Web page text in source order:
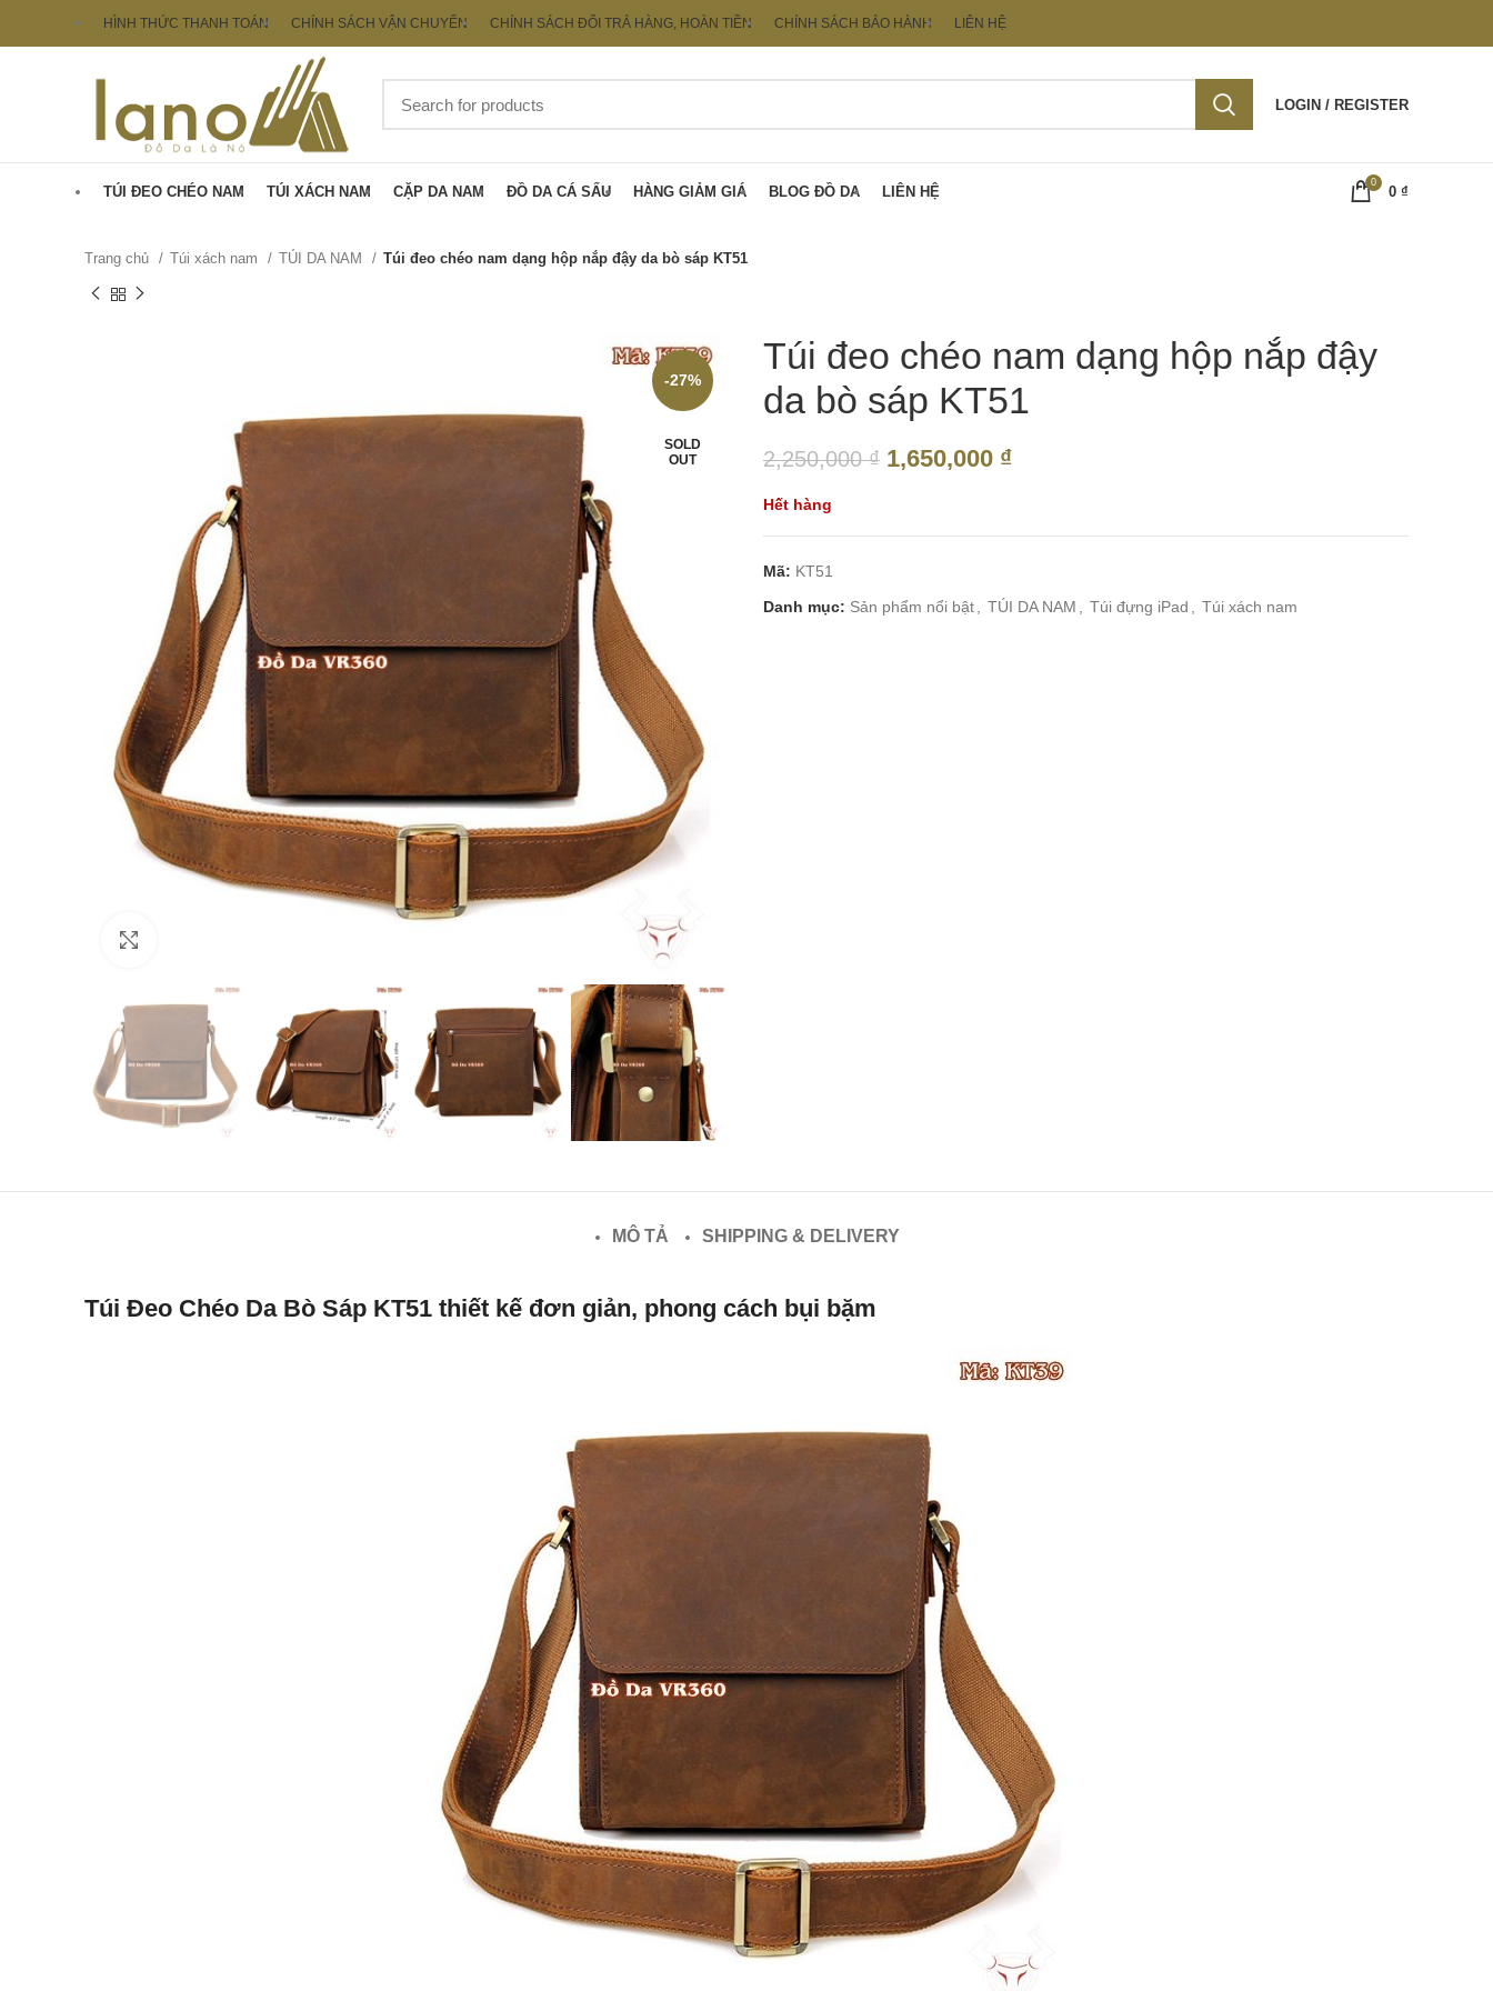
HÌNH THỨC THANH TOÁN CHÍNH SÁCH VẬN CHUYỂN CHÍNH SÁCH ĐỔI TRẢ HÀNG, HOÀN TIỀN CHÍNH SÁCH BẢO HÀNH LIÊN HỆ
LOGIN / REGISTER
TÚI ĐEO CHÉO NAM TÚI XÁCH NAM CẶP DA NAM ĐỒ DA CÁ SẤU HÀNG GIẢM GIÁ BLOG ĐỒ DA LIÊN HỆ
0
0 ₫
Trang chủ Túi xách nam TÚI DA NAM Túi đeo chéo nam dạng hộp nắp đậy da bò sáp KT51
-27%
SOLD
OUT
Túi đeo chéo nam dạng hộp nắp đậy
da bò sáp KT51
2,250,000₫ 1,650,000 ₫
Hết hàng
Mã: KT51
Danh mục: Sản phẩm nổi bật TÚI DA NAM Túi đựng iPad Túi xách nam
MÔ TẢ SHIPPING & DELIVERY
Túi Đeo Chéo Da Bò Sáp KT51 thiết kế đơn giản, phong cách bụi bặm